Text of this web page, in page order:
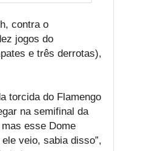
contra o
jogos do
e três derrotas),
torcida do Flamengo
na semifinal da
esse Dome
veio, sabia disso”,